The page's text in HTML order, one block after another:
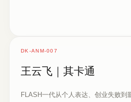
DK-ANM-007
王云飞｜其卡通
FLASH一代从个人表达、创业失败到